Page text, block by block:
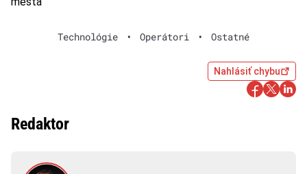
Technológie • Operátori • Ostatné
Nahlásiť chybu
Redaktor